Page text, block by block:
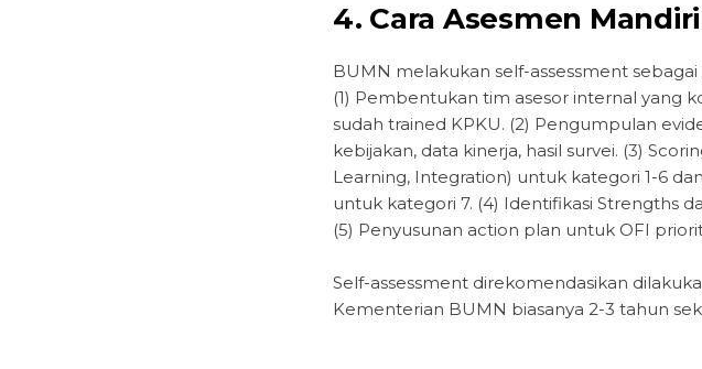
4. Cara Asesmen
BUMN melakukan self-assessment
(1) Pembentukan tim asesor internal yang
sudah trained KPKU. (2) Pengumpulan
kebijakan, data kinerja, hasil survei. (3)
Learning, Integration) untuk kategori 1-6
untuk kategori 7. (4) Identifikasi Strengths
(5) Penyusunan action plan untuk OFI
Self-assessment direkomendasikan
Kementerian BUMN biasanya 2-3 tahun